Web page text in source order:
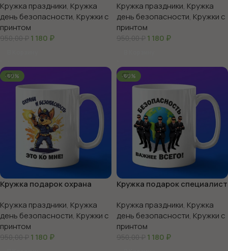
безопасности
Кружка праздники, Кружка
день безопасности, Кружки с
принтом
950,00₽ 1 180 ₽
Кружка праздники, Кружка
день безопасности, Кружки с
принтом
950,00₽ 1 180 ₽
-60%
Кружка подарок охрана
Кружка праздники, Кружка
день безопасности, Кружки с
принтом
950,00₽ 1 180 ₽
-60%
Кружка подарок специалист
Кружка праздники, Кружка
день безопасности, Кружки с
принтом
950,00₽ 1 180 ₽